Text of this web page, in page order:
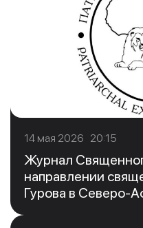
14 мая 2026 20:15
Журнал
направлении
Гурова в Северо-